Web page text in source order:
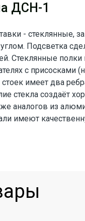
ДСН-1
- стеклянные, за
Подсветка
Стеклянные
с присосками
стоек имеет два
стекла создаёт
аналогов из
имеют
торцов.
и кромки -
возможно
купить
витрин и
витрин